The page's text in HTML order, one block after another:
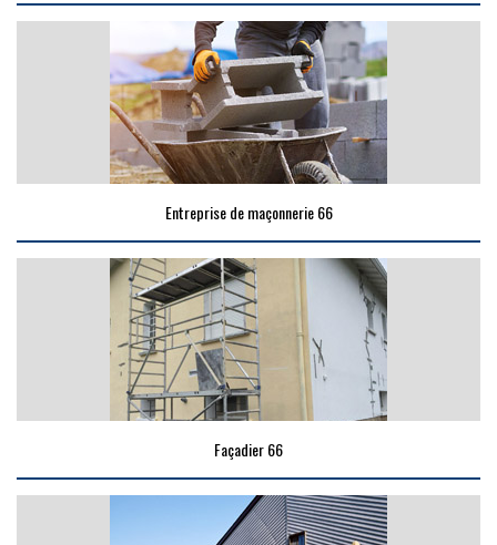
Entreprise de maçonnerie 66
Façadier 66